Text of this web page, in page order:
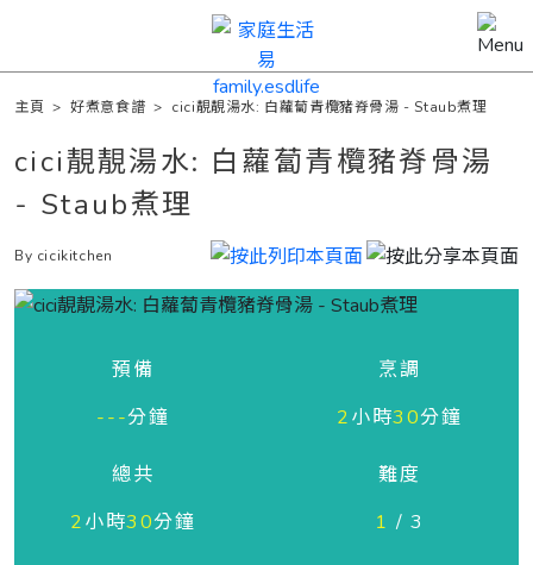
主頁 >好煮意食譜 > cici靚靚湯水: 白蘿蔔青欖豬脊骨湯 - Staub煮理
cici靚靚湯水: 白蘿蔔青欖豬脊骨湯
- Staub煮理
By cicikitchen
預備
---分鐘
烹調
2小時30分鐘
總共
2小時30分鐘
難度
1 / 3